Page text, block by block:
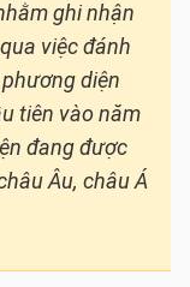
ghi nhận
việc đánh
diện
tiên vào năm
đang được
Âu, châu Á